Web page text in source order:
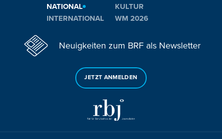
NATIONAL
INTERNATIONAL
KULTUR
WM 2026
Neuigkeiten zum BRF als Newsletter
JETZT ANMELDEN